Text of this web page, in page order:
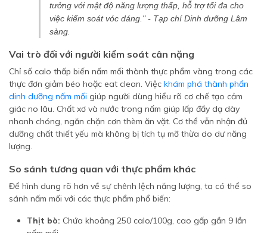
tưởng với mật độ năng lượng thấp, hỗ trợ tối đa cho
việc kiểm soát vóc dáng." - Tạp chí Dinh dưỡng Lâm
sàng
Vai trò đối với người kiểm soát cân nặng
Chỉ số calo thấp biến nấm mối thành thực phẩm vàng trong các
thực đơn giảm béo hoặc eat clean. Việc khám phá thành phần
dinh dưỡng nấm mối giúp người dùng hiểu rõ cơ chế tạo cảm
giác no lâu. Chất xơ và nước trong nấm giúp lấp đầy dạ dày
nhanh chóng, ngăn chặn cơn thèm ăn vặt. Cơ thể vẫn nhận đủ
dưỡng chất thiết yếu mà không bị tích tụ mỡ thừa do dư năng
lượng.
So sánh tương quan với thực phẩm khác
Để hình dung rõ hơn về sự chênh lệch năng lượng, ta có thể so
sánh nấm mối với các thực phẩm phổ biến:
Thịt bò: Chứa khoảng 250 calo/100g, cao gấp gần 9 lần